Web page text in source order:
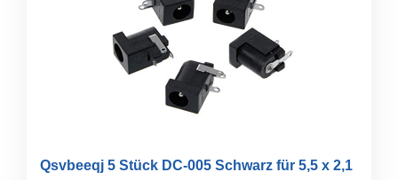
Qsvbeeqj 5 Stück DC-005 Schwarz für 5,5 x 2,1